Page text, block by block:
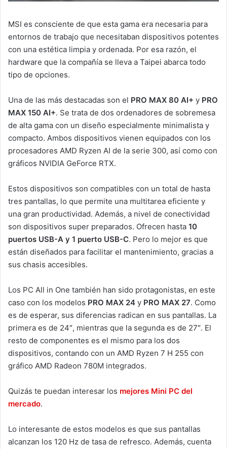
MSI es consciente de que esta gama era necesaria para
entornos de trabajo que necesitaban dispositivos potentes
con una estética limpia y ordenada. Por esa razón, el
hardware que la compañía se lleva a Taipei abarca todo
tipo de opciones.
Una de las más destacadas son el PRO MAX 80 AI+ y PRO
MAX 150 AI+. Se trata de dos ordenadores de sobremesa
de alta gama con un diseño especialmente minimalista y
compacto. Ambos dispositivos vienen equipados con los
procesadores AMD Ryzen AI de la serie 300, así como con
gráficos NVIDIA GeForce RTX.
Estos dispositivos son compatibles con un total de hasta
tres pantallas, lo que permite una multitarea eficiente y
una gran productividad. Además, a nivel de conectividad
son dispositivos super preparados. Ofrecen hasta 10
puertos USB-A y 1 puerto USB-C. Pero lo mejor es que
están diseñados para facilitar el mantenimiento, gracias a
sus chasis accesibles.
Los PC All in One también han sido protagonistas, en este
caso con los modelos PRO MAX 24 y PRO MAX 27. Como
es de esperar, sus diferencias radican en sus pantallas. La
primera es de 24″, mientras que la segunda es de 27″. El
resto de componentes es el mismo para los dos
dispositivos, contando con un AMD Ryzen 7 H 255 con
gráfico AMD Radeon 780M integrados.
Quizás te puedan interesar los mejores Mini PC del
mercado.
Lo interesante de estos modelos es que sus pantallas
alcanzan los 120 Hz de tasa de refresco. Además, cuenta